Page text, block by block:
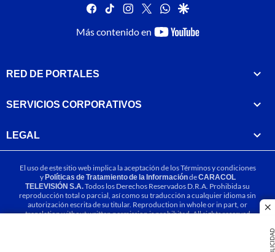
facebook
tiktok instagram
twitterwhatsapp
google
Más contenido en
youtube-
RED DE PORTALES
SERVICIOS CORPORATIVOS
LEGAL
El uso de este sitio web implica la aceptación de losTérminos y condiciones
yPolíticas de Tratamiento de la InformacióndeCARACOL
TELEVISIÓN S.A.Todos los Derechos Reservados D.R.A. Prohibida su
reproducción total o parcial, así como su traducción a cualquier idioma sin
autorización escrita de su titular. Reproduction in whole or in part, or
translation without written permission is prohibited. All rights reserved